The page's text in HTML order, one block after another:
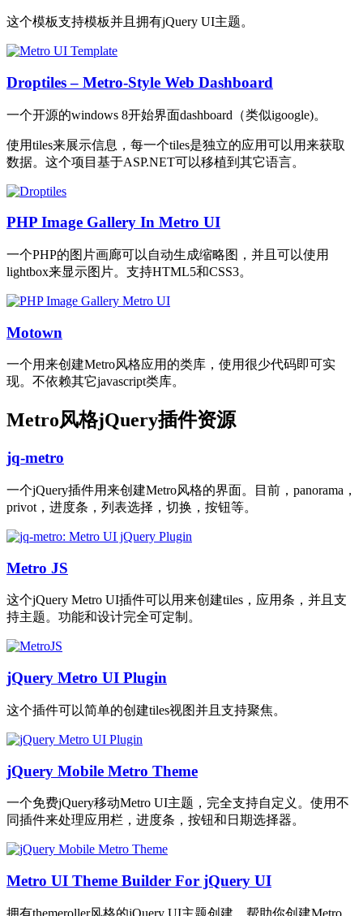
这个模板支持模板并且拥有jQuery UI主题。
Droptiles – Metro-Style Web Dashboard
一个开源的windows 8开始界面dashboard（类似igoogle)。
使用tiles来展示信息，每一个tiles是独立的应用可以用来获取
数据。这个项目基于ASP.NET可以移植到其它语言。
PHP Image Gallery In Metro UI
一个PHP的图片画廊可以自动生成缩略图，并且可以使用
lightbox来显示图片。支持HTML5和CSS3。
Motown
一个用来创建Metro风格应用的类库，使用很少代码即可实
现。不依赖其它javascript类库。
Metro风格jQuery插件资源
jq-metro
一个jQuery插件用来创建Metro风格的界面。目前，panorama，
privot，进度条，列表选择，切换，按钮等。
Metro JS
这个jQuery Metro UI插件可以用来创建tiles，应用条，并且支
持主题。功能和设计完全可定制。
jQuery Metro UI Plugin
这个插件可以简单的创建tiles视图并且支持聚焦。
jQuery Mobile Metro Theme
一个免费jQuery移动Metro UI主题，完全支持自定义。使用不
同插件来处理应用栏，进度条，按钮和日期选择器。
Metro UI Theme Builder For jQuery UI
拥有themeroller风格的jQuery UI主题创建，帮助你创建Metro